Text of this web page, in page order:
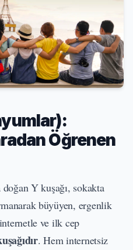
Öğrenen
doğan Y kuşağı, sokakta
büyüyen, ergenlik
ve ilk cep
. Hem internetsiz